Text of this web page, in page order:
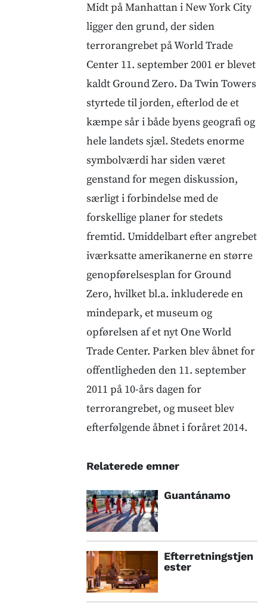
Midt på Manhattan i New York City
ligger den grund, der siden
terrorangrebet på World Trade
Center 11. september 2001 er blevet
kaldt Ground Zero. Da Twin Towers
styrtede til jorden, efterlod de et
kæmpe sår i både byens geografi og
hele landets sjæl. Stedets enorme
symbolværdi har siden været
genstand for megen diskussion,
særligt i forbindelse med de
forskellige planer for stedets
fremtid. Umiddelbart efter angrebet
iværksatte amerikanerne en større
genopførelsesplan for Ground
Zero, hvilket bl.a. inkluderede en
mindepark, et museum og
opførelsen af et nyt One World
Trade Center. Parken blev åbnet for
offentligheden den 11. september
2011 på 10-års dagen for
terrorangrebet, og museet blev
efterfølgende åbnet i foråret 2014.
Relaterede emner
Guantánamo
Efterretningstjen
ester